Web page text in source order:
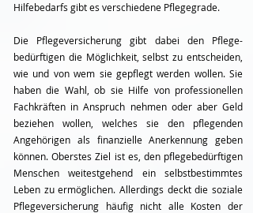
Hilfebedarfs gibt es verschiedene Pflegegrade.
Die Pflegeversicherung gibt dabei den Pflege-
bedürftigen die Möglichkeit, selbst zu entscheiden,
wie und von wem sie gepflegt werden wollen. Sie
haben die Wahl, ob sie Hilfe von professionellen
Fachkräften in Anspruch nehmen oder aber Geld
beziehen wollen, welches sie den pflegenden
Angehörigen als finanzielle Anerkennung geben
können. Oberstes Ziel ist es, den pflegebedürftigen
Menschen weitestgehend ein selbstbestimmtes
Leben zu ermöglichen. Allerdings deckt die soziale
Pflegeversicherung häufig nicht alle Kosten der